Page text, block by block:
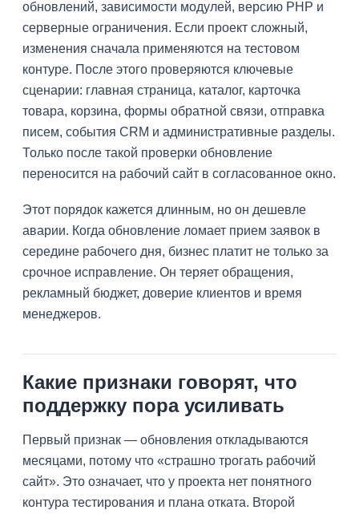
обновлений, зависимости модулей, версию PHP и
серверные ограничения. Если проект сложный,
изменения сначала применяются на тестовом
контуре. После этого проверяются ключевые
сценарии: главная страница, каталог, карточка
товара, корзина, формы обратной связи, отправка
писем, события CRM и административные разделы.
Только после такой проверки обновление
переносится на рабочий сайт в согласованное окно.
Этот порядок кажется длинным, но он дешевле
аварии. Когда обновление ломает прием заявок в
середине рабочего дня, бизнес платит не только за
срочное исправление. Он теряет обращения,
рекламный бюджет, доверие клиентов и время
менеджеров.
Какие признаки говорят, что
поддержку пора усиливать
Первый признак — обновления откладываются
месяцами, потому что «страшно трогать рабочий
сайт». Это означает, что у проекта нет понятного
контура тестирования и плана отката. Второй